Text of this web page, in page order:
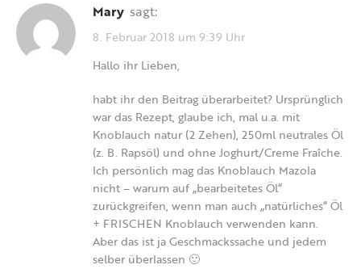
Mary sagt:
8. Februar 2018 um 9:39 Uhr
Hallo ihr Lieben,
habt ihr den Beitrag überarbeitet? Ursprünglich
war das Rezept, glaube ich, mal u.a. mit
Knoblauch natur (2 Zehen), 250ml neutrales Öl
(z. B. Rapsöl) und ohne Joghurt/Creme Fraîche.
Ich persönlich mag das Knoblauch Mazola
nicht – warum auf „bearbeitetes Öl“
zurückgreifen, wenn man auch „natürliches“ Öl
+ FRISCHEN Knoblauch verwenden kann.
Aber das ist ja Geschmackssache und jedem
selber überlassen 🙂